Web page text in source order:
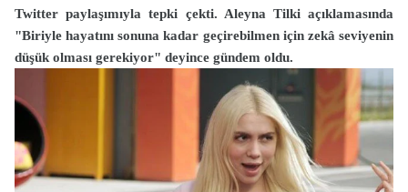
Twitter paylaşımıyla tepki çekti. Aleyna Tilki açıklamasında
"Biriyle hayatını sonuna kadar geçirebilmen için zekâ seviyenin
düşük olması gerekiyor" deyince gündem oldu.